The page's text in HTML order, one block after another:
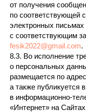
от получения
по соответствующей
электронных
с соответствующим
fesik2022@gmail.com.
8.3. Во исполнение
о персональных
размещается по
а также публикуется
в информационно-
«Интернет» на